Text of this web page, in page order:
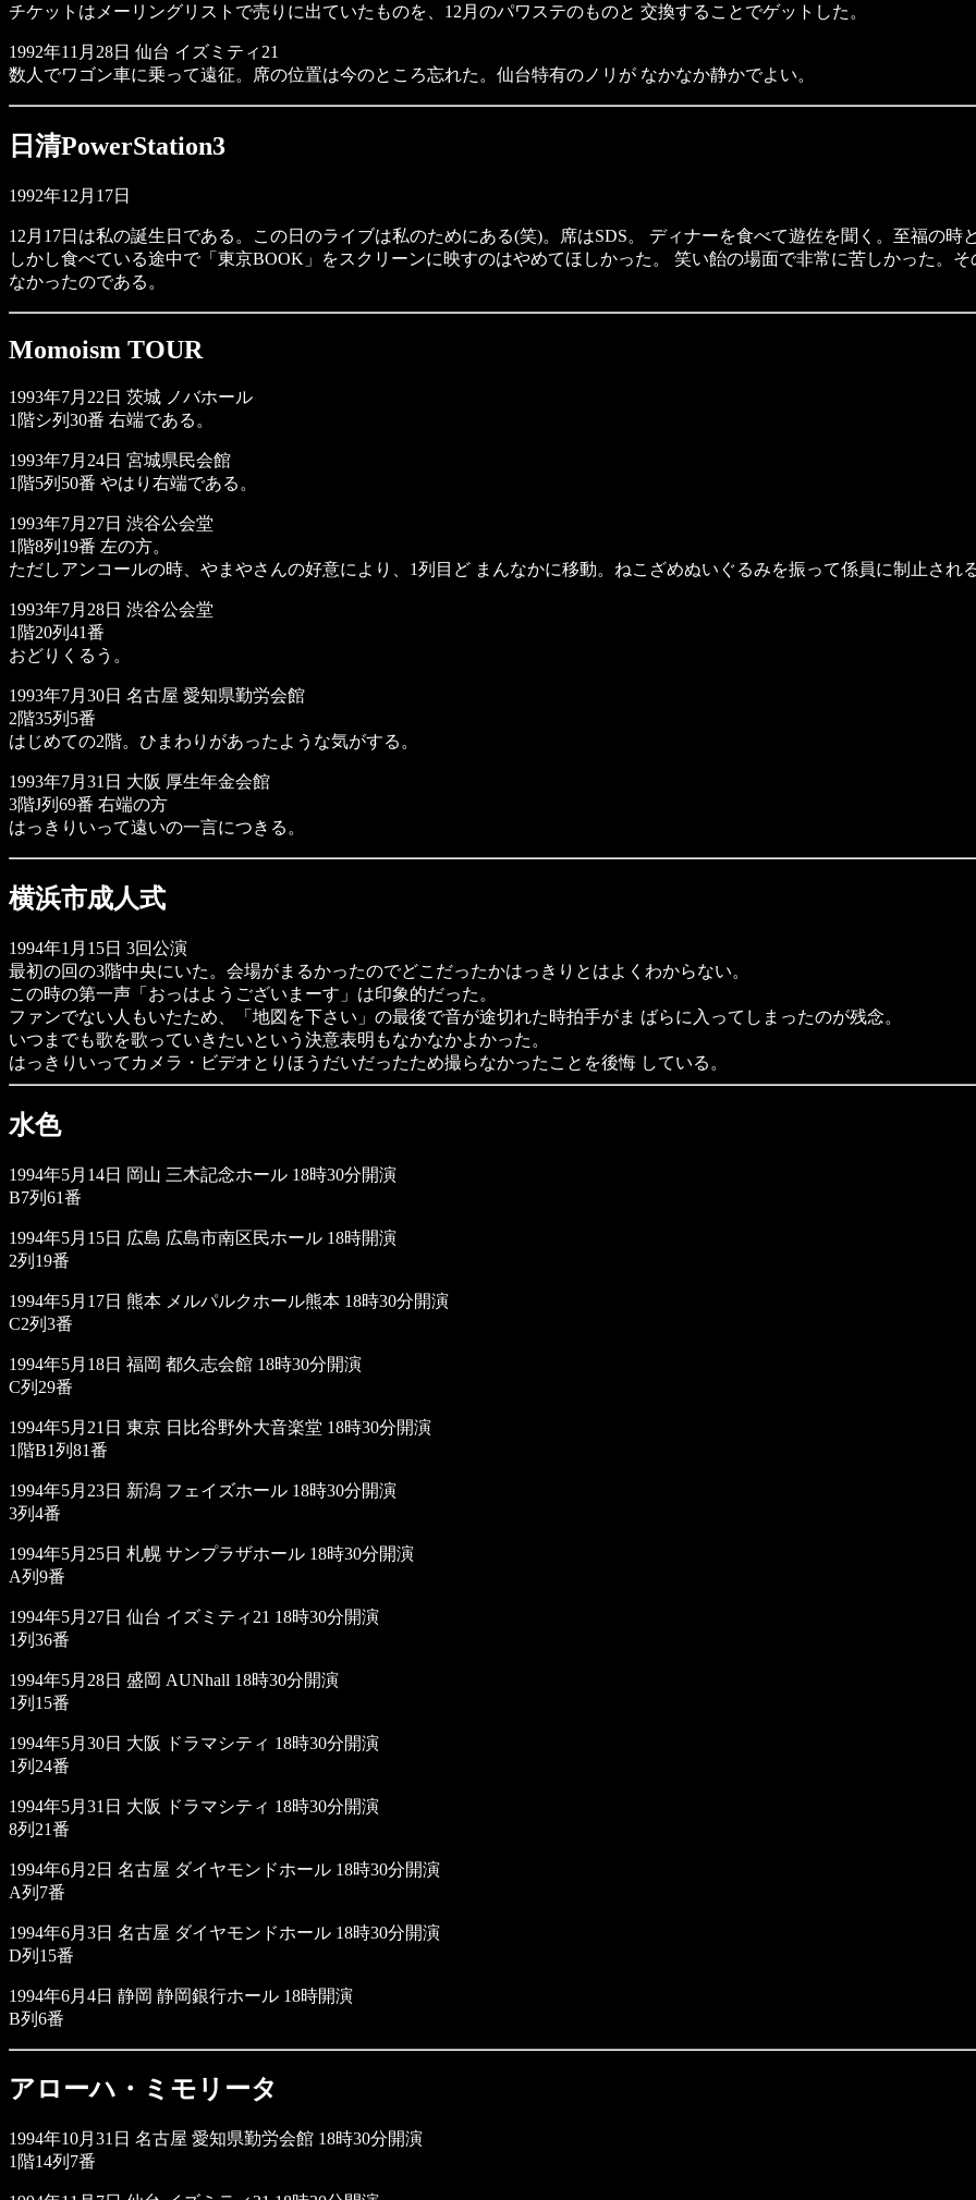
チケットはメーリングリストで売りに出ていたものを、12月のパワステのものと 交換することでゲットした。
1992年11月28日 仙台 イズミティ21
数人でワゴン車に乗って遠征。席の位置は今のところ忘れた。仙台特有のノリが なかなか静かでよい。
日清PowerStation3
1992年12月17日
12月17日は私の誕生日である。この日のライブは私のためにある(笑)。席はSDS。 ディナーを食べて遊佐を聞く。至福の時
しかし食べている途中で「東京BOOK」をスクリーンに映すのはやめてほしかった。 笑い飴の場面で非常に苦しかった。
なかったのである。
Momoism TOUR
1993年7月22日 茨城 ノバホール
1階シ列30番 右端である。
1993年7月24日 宮城県民会館
1階5列50番 やはり右端である。
1993年7月27日 渋谷公会堂
1階8列19番 左の方。
ただしアンコールの時、やまやさんの好意により、1列目ど まんなかに移動。ねこざめぬいぐるみを振って係員に制止される
1993年7月28日 渋谷公会堂
1階20列41番
おどりくるう。
1993年7月30日 名古屋 愛知県勤労会館
2階35列5番
はじめての2階。ひまわりがあったような気がする。
1993年7月31日 大阪 厚生年金会館
3階J列69番 右端の方
はっきりいって遠いの一言につきる。
横浜市成人式
1994年1月15日 3回公演
最初の回の3階中央にいた。会場がまるかったのでどこだったかはっきりとはよくわからない。
この時の第一声「おっはようございまーす」は印象的だった。
ファンでない人もいたため、「地図を下さい」の最後で音が途切れた時拍手がま ばらに入ってしまったのが残念。
いつまでも歌を歌っていきたいという決意表明もなかなかよかった。
はっきりいってカメラ・ビデオとりほうだいだったため撮らなかったことを後悔 している。
水色
1994年5月14日 岡山 三木記念ホール 18時30分開演
B7列61番
1994年5月15日 広島 広島市南区民ホール 18時開演
2列19番
1994年5月17日 熊本 メルパルクホール熊本 18時30分開演
C2列3番
1994年5月18日 福岡 都久志会館 18時30分開演
C列29番
1994年5月21日 東京 日比谷野外大音楽堂 18時30分開演
1階B1列81番
1994年5月23日 新潟 フェイズホール 18時30分開演
3列4番
1994年5月25日 札幌 サンプラザホール 18時30分開演
A列9番
1994年5月27日 仙台 イズミティ21 18時30分開演
1列36番
1994年5月28日 盛岡 AUNhall 18時30分開演
1列15番
1994年5月30日 大阪 ドラマシティ 18時30分開演
1列24番
1994年5月31日 大阪 ドラマシティ 18時30分開演
8列21番
1994年6月2日 名古屋 ダイヤモンドホール 18時30分開演
A列7番
1994年6月3日 名古屋 ダイヤモンドホール 18時30分開演
D列15番
1994年6月4日 静岡 静岡銀行ホール 18時開演
B列6番
アローハ・ミモリータ
1994年10月31日 名古屋 愛知県勤労会館 18時30分開演
1階14列7番